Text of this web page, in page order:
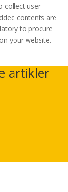
collect user
contents are
to procure
your website.
artikler